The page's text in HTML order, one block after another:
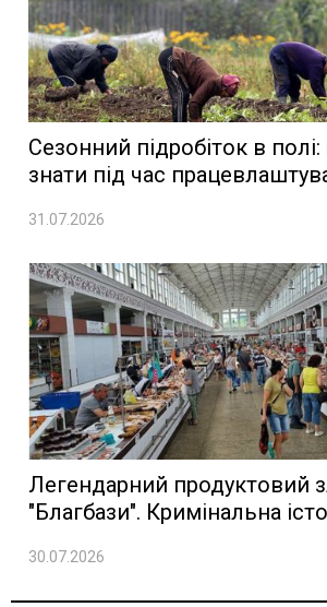
Сезонний підробіток в
знати під час
31.07.2026
Легендарний продуктовий
"Благбази". Кримінальна
30.07.2026